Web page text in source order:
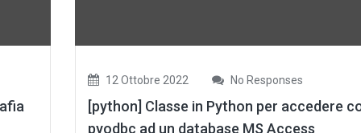
12 Ottobre 2022 No Responses
[python] Classe in Python per accedere
pyodbc ad un database MS Access